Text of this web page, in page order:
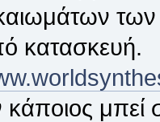
κατασκευή.
μπεί